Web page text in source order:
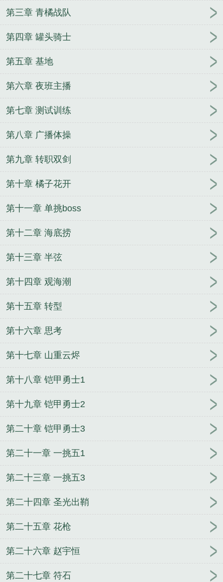
第三章 青橘战队
第四章 罐头骑士
第五章 基地
第六章 夜班主播
第七章 测试训练
第八章 广播体操
第九章 转职双剑
第十章 橘子花开
第十一章 单挑boss
第十二章 海底捞
第十三章 半弦
第十四章 观海潮
第十五章 转型
第十六章 思考
第十七章 山重云烬
第十八章 铠甲勇士1
第十九章 铠甲勇士2
第二十章 铠甲勇士3
第二十一章 一挑五1
第二十三章 一挑五3
第二十四章 圣光出鞘
第二十五章 花枪
第二十六章 赵宇恒
第二十七章 符石